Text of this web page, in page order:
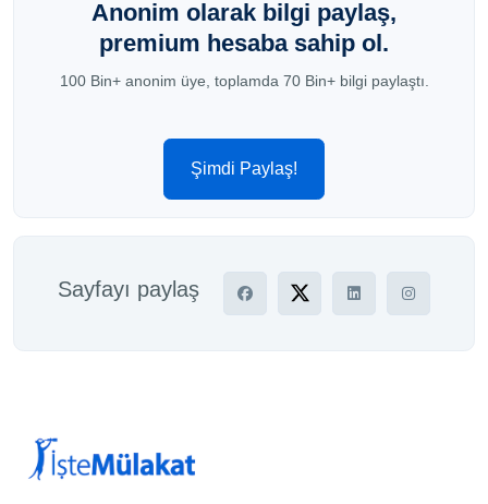
Anonim olarak bilgi paylaş,
premium hesaba sahip ol.
100 Bin+ anonim üye, toplamda 70 Bin+ bilgi paylaştı.
Şimdi Paylaş!
Sayfayı paylaş